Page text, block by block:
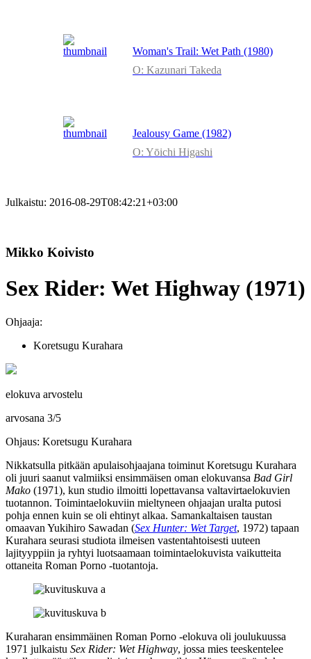
Woman's Trail: Wet Path (1980)
O: Kazunari Takeda
Jealousy Game (1982)
O: Yōichi Higashi
Julkaistu: 2016-08-29T08:42:21+03:00
Mikko Koivisto
Sex Rider: Wet Highway (1971)
Ohjaaja:
Koretsugu Kurahara
elokuva arvostelu
arvosana 3/5
Ohjaus: Koretsugu Kurahara
Nikkatsulla pitkään apulaisohjaajana toiminut Koretsugu Kurahara
oli juuri saanut valmiiksi ensimmäisen oman elokuvansa Bad Girl
Mako (1971), kun studio ilmoitti lopettavansa valtavirtaelokuvien
tuotannon. Toimintaelokuviin mieltyneen ohjaajan uralta putosi
pohja ennen kuin se oli ehtinyt alkaa. Samankaltaisen taustan
omaavan Yukihiro Sawadan (Sex Hunter: Wet Target, 1972) tapaan
Kurahara seurasi studiota ilmeisen vastentahtoisesti uuteen
lajityyppiin ja ryhtyi luotsaamaan toimintaelokuvista vaikutteita
ottaneita Roman Porno ‑tuotantoja.
Kuraharan ensimmäinen Roman Porno ‑elokuva oli joulukuussa
1971 julkaistu Sex Rider: Wet Highway, jossa mies teeskentelee